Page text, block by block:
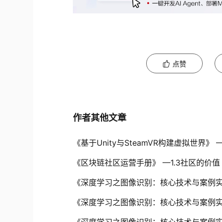
点赞
作者其他文章
《基于Unity与SteamVR构建虚拟世界
《区块链社区运营手册》 —1.3社区的价值
《深度学习之图像识别：核心技术与案例
《深度学习之图像识别：核心技术与案